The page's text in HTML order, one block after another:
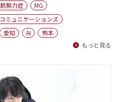
無力症
MG
ミュニケーションズ
愛知 AI
熊本
もっと見る